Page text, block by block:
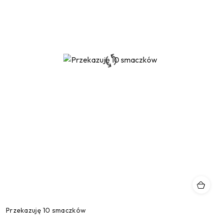
Przekazuję 10 smaczków